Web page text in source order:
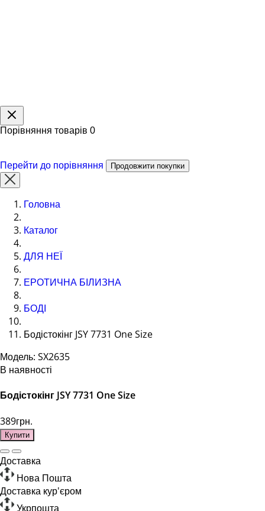
Порівняння товарів 0
Перейти до порівняння Продовжити покупки
Головна
Каталог
ДЛЯ НЕЇ
ЕРОТИЧНА БІЛИЗНА
БОДІ
Бодістокінг JSY 7731 One Size
Модель: SX2635
В наявності
Бодістокінг JSY 7731 One Size
389грн.
Купити
Доставка
Нова Пошта
Доставка кур'єром
Укрпошта